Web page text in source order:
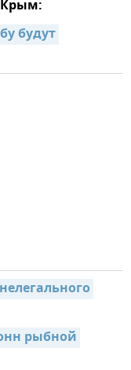
Крым:
будут
рыбной